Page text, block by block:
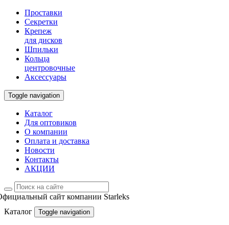
Проставки
Секретки
Крепеж
для дисков
Шпильки
Кольца
центровочные
Аксессуары
Toggle navigation
Каталог
Для оптовиков
О компании
Оплата и доставка
Новости
Контакты
АКЦИИ
сайт компании Starleks
Каталог
Toggle navigation